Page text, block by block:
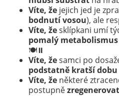
Víte, žejejich jed je
bodnutí vosou), ale
Víte, žesklípkani umí
pomalý metabolismus
🍽️⏸️
Víte, žesamci po
podstatně kratší dobu
Víte, ženěkteré
postupnězregenerovat